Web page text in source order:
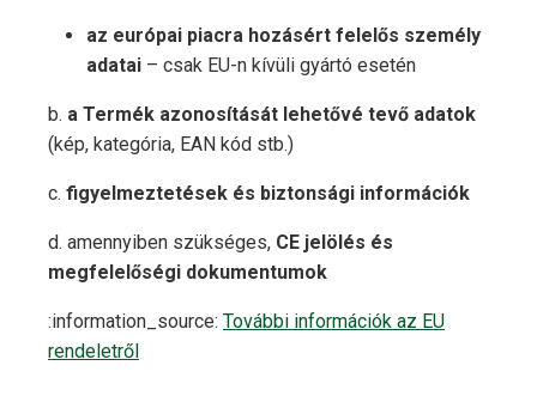
az európai piacra hozásért felelős személy
adatai – csak EU-n kívüli gyártó esetén
b. a Termék azonosítását lehetővé tevő adatok
(kép, kategória, EAN kód stb.)
c. figyelmeztetések és biztonsági információk
d. amennyiben szükséges, CE jelölés és
megfelelőségi dokumentumok
:information_source: További információk az EU
rendeletről